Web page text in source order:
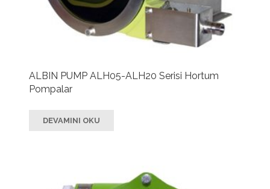
ALBIN PUMP ALH05-ALH20 Serisi Hortum
Pompalar
DEVAMINI OKU